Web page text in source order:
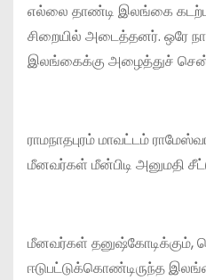
எல்லை தாண்டி இலங்கை
சிறையில் அடைத்தனர். ஒரே
இலங்கைக்கு அழைத்துச்
ராமநாதபுரம் மாவட்டம்
மீனவர்கள் மீன்பிடி அனுமதி
மீனவர்கள் தனுஷ்கோடிக்கும்,
ஈடுபட்டுக்கொண்டிருந்த